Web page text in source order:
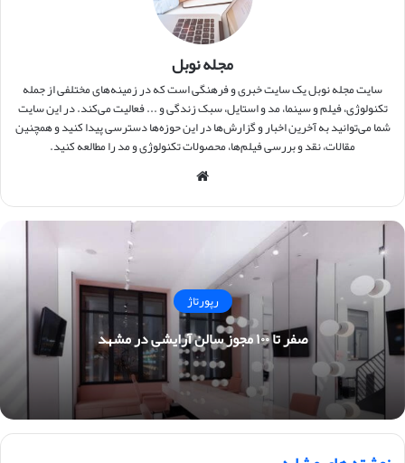
مجله نوبل
سایت مجله نوبل یک سایت خبری و فرهنگی است که در زمینه‌های مختلفی از جمله
تکنولوژی، فیلم و سینما، مد و استایل، سبک زندگی و ... فعالیت می‌کند. در این سایت
شما می‌توانید به آخرین اخبار و گزارش‌ها در این حوزه‌ها دسترسی پیدا کنید و همچنین
مقالات، نقد و بررسی فیلم‌ها، محصولات تکنولوژی و مد را مطالعه کنید.
رپورتاژ
صفر تا ۱۰۰ مجوز سالن آرایشی در مشهد